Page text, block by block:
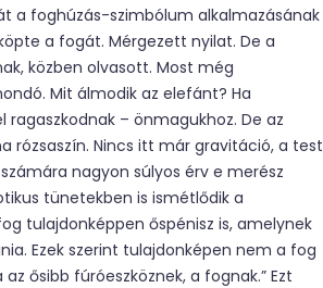
a foghúzás-szimbólum alkalmazásának
a fogát. Mérgezett nyilat. De a
közben olvasott. Most még
Mit álmodik az elefánt? Ha
– önmagukhoz. De az
rózsaszín. Nincs itt már gravitáció, a test
nagyon súlyos érv e merész
tünetekben is ismétlődik a
tulajdonképpen őspénisz is, amelynek
Ezek szerint tulajdonképen nem a fog
ősibb fúróeszköznek, a fognak.” Ezt